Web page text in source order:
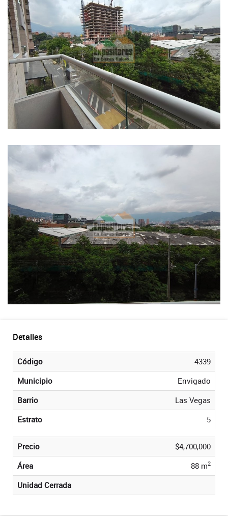
Detalles
Código
4339
Municipio
Envigado
Barrio
Las Vegas
Estrato
5
Precio
$4,700,000
Área
88 m2
Unidad Cerrada